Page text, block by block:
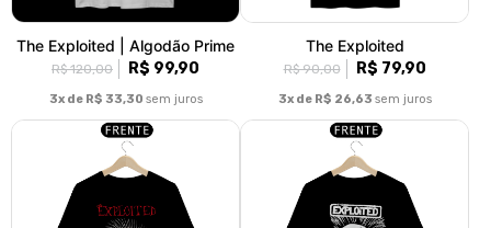
The Exploited | Algodão Prime
R$ 120,00 R$ 99,90
3x de R$ 33,30 sem juros
The Exploited
R$ 90,00 R$ 79,90
3x de R$ 26,63 sem juros